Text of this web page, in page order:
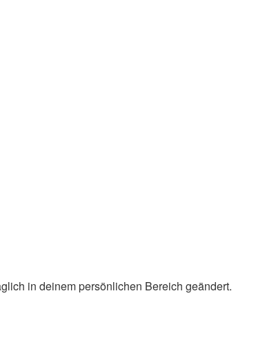
in deinem persönlichen Bereich geändert.